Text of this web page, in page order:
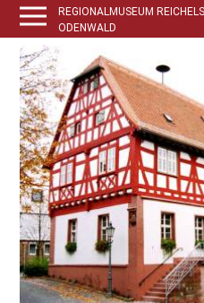
REGIONALMUSEUM
ODENWALD